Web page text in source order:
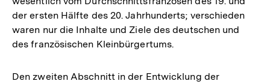
der ersten Hälfte des 20. Jahrhunderts; verschieden
waren nur die Inhalte und Ziele des deutschen und
des französischen Kleinbürgertums.
Den zweiten Abschnitt in der Entwicklung der